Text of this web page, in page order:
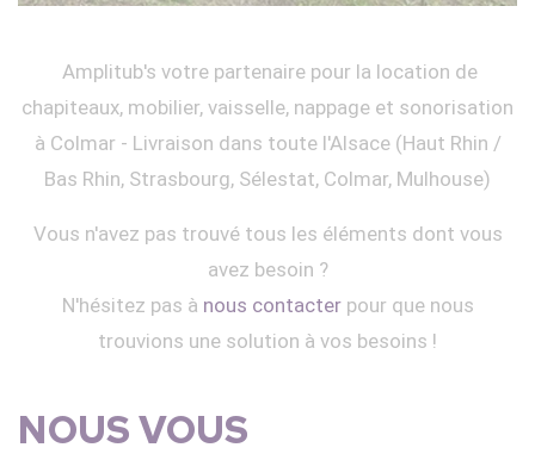
Amplitub's votre partenaire pour la location de
chapiteaux, mobilier, vaisselle, nappage et sonorisation
à Colmar - Livraison dans toute l'Alsace (Haut Rhin /
Bas Rhin, Strasbourg, Sélestat, Colmar, Mulhouse)
Vous n'avez pas trouvé tous les éléments dont vous
avez besoin ?
N'hésitez pas à nous contacterpour que nous
trouvions une solution à vos besoins !
NOUS VOUS